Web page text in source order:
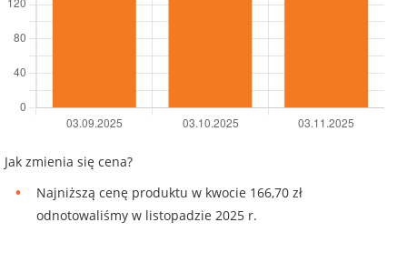
Jak zmienia się cena?
Najniższą cenę produktu w kwocie 166,70 zł
odnotowaliśmy w listopadzie 2025 r.